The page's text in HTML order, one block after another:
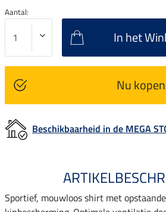
Aantal:
In het
Nu kopen
Beschikbaarheid in de MEGA
Sportief, mouwloos shirt met